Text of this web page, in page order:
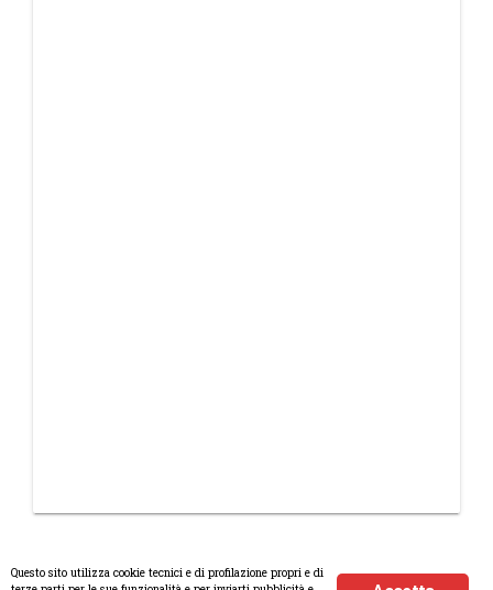
Questo sito utilizza cookie tecnici e di profilazione propri e di